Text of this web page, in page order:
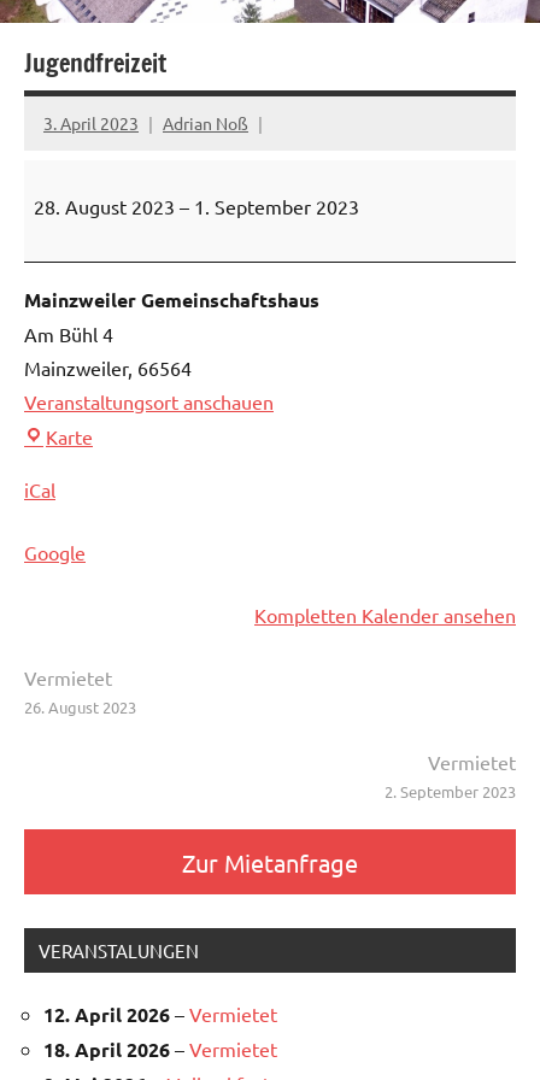
Jugendfreizeit
3. April 2023 Adrian Noß
28. August 2023 – 1. September 2023
Mainzweiler Gemeinschaftshaus
Am Bühl 4
Mainzweiler, 66564
Veranstaltungsort anschauen
Karte
iCal
Google
Kompletten Kalender ansehen
Beitragsnavigation
Vermietet
26. August 2023
Vermietet
2. September 2023
Zur Mietanfrage
VERANSTALUNGEN
12. April 2026 – Vermietet
18. April 2026 – Vermietet